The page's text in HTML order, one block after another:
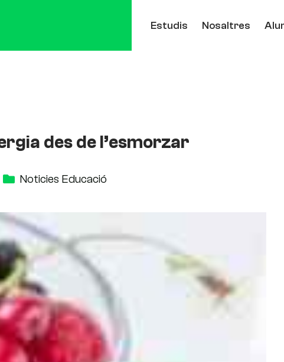
Estudis Nosaltres
des de l’esmorzar
Noticies Educació